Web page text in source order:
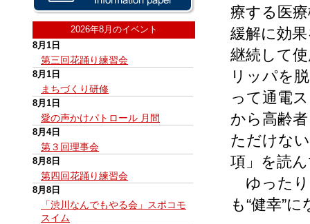
2026年8月のイベント
8月1日
第三回花踊り練習会
8月1日
まちづくり研修
8月1日
愛の声かけパトロール 月間
8月4日
第３回理事会
8月8日
第四回花踊り練習会
8月8日
「渋川なんでもやる会」スポコモ
スイム
療する医
緩解に効
継続して
リッパを
って通電
から高齢
ただけな
項」を読
ゆったり
も“健幸”